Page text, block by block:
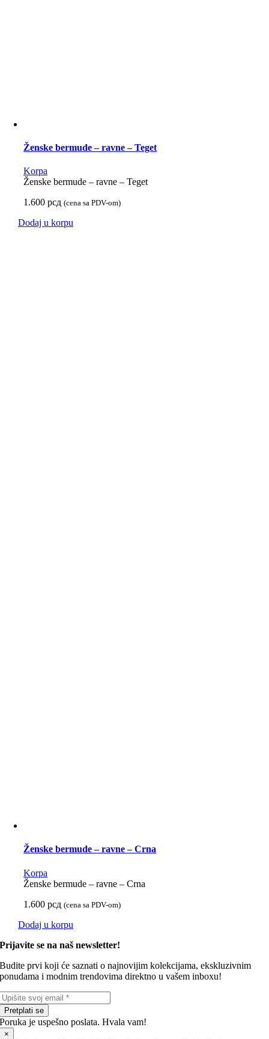
Ženske bermude – ravne – Teget
Korpa
Ženske bermude – ravne – Teget
1.600рсд (cena sa PDV-om)
Dodaj u korpu
Ženske bermude – ravne – Crna
Korpa
Ženske bermude – ravne – Crna
1.600рсд (cena sa PDV-om)
Dodaj u korpu
Prijavite se na naš newsletter!
Budite prvi koji će saznati o najnovijim kolekcijama, ekskluzivnim
ponudama i modnim trendovima direktno u vašem inboxu!
Pretplati se
Poruka je uspešno poslata. Hvala vam!
×